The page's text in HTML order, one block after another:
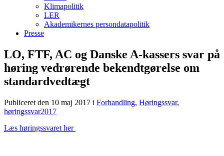
Klimapolitik
LER
Akademikernes persondatapolitik
Presse
LO, FTF, AC og Danske A-kassers svar på
høring vedrørende bekendtgørelse om
standardvedtægt
Publiceret den 10 maj 2017 i Forhandling, Høringssvar,
høringssvar2017
Læs høringssvaret her